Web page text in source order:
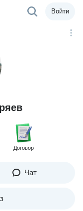
Войти
Договор
Чат